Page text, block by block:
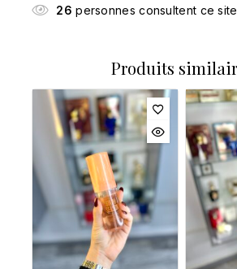
26 personnes consultent ce
Produits